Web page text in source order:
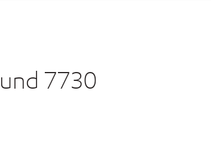
7730